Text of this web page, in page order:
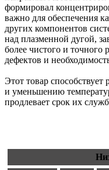
формировал
важно для обеспечения
других компонентов
над плазменной дугой,
более чистого и точного
дефектов и
Этот товар
и уменьшению
продлевает срок их